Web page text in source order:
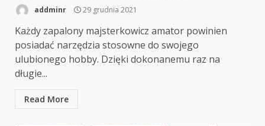
addminr 29 grudnia 2021
Każdy zapalony majsterkowicz amator powinien
posiadać narzędzia stosowne do swojego
ulubionego hobby. Dzięki dokonanemu raz na
długie...
Read More